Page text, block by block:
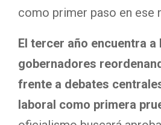
como primer paso en ese
El tercer año encuentra a
gobernadores
frente a debates
laboral como primera